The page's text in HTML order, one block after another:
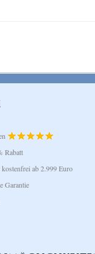
Rabatt
ab 2.999 Euro
Garantie